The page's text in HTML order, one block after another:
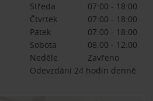
Středa
07:00 - 18:00
Čtvrtek
07:00 - 18:00
Pátek
07:00 - 18:00
Sobota
08:00 - 12:00
Neděle
Zavřeno
Odevzdání 24 hodin denně